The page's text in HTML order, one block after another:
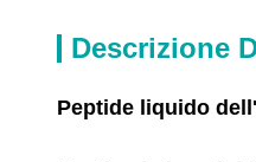
Descrizione
Peptide liquido